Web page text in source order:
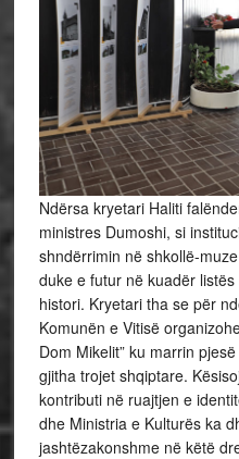
Ndërsa kryetari Haliti
ministres Dumoshi, si
shndërrimin në shkollë-
duke e futur në kuadër
histori. Kryetari tha se për
Komunën e Vitisë
Dom Mikelit” ku marrin
gjitha trojet shqiptare.
kontributi në ruajtjen e
dhe Ministria e Kulturës ka
jashtëzakonshme në këtë